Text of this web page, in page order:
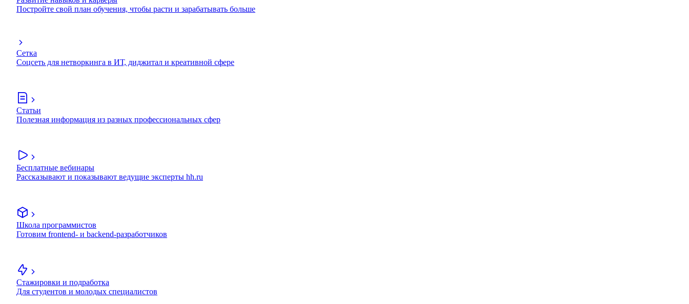
Постройте свой план обучения, чтобы расти и зарабатывать больше
Сетка
Соцсеть для нетворкинга в ИТ, диджитал и креативной сфере
Статьи
Полезная информация из разных профессиональных сфер
Бесплатные вебинары
Рассказывают и показывают ведущие эксперты hh.ru
Школа программистов
Готовим frontend- и backend-разработчиков
Стажировки и подработка
Для студентов и молодых специалистов